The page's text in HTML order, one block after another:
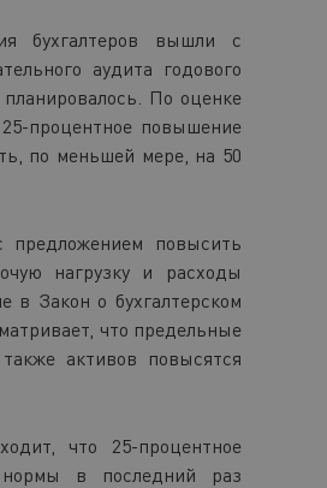
бухгалтеров вышли с
аудита годового
По оценке
процентное повышение
по меньшей мере, на 50
повысить
нагрузку и расходы
в Закон о бухгалтерском
что предельные
активов повысятся
что 25-процентное
в последний раз